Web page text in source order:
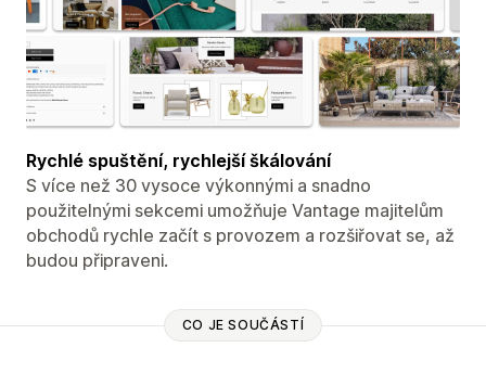
Rychlé spuštění, rychlejší škálování
S více než 30 vysoce výkonnými a snadno
použitelnými sekcemi umožňuje Vantage majitelům
obchodů rychle začít s provozem a rozšiřovat se, až
budou připraveni.
CO JE SOUČÁSTÍ